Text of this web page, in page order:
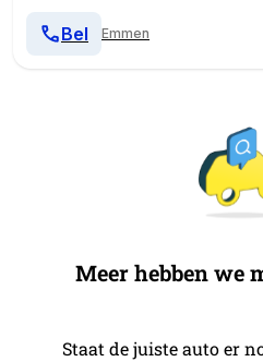
Emmen
Bel
Meer hebben we
Staat de juiste auto er